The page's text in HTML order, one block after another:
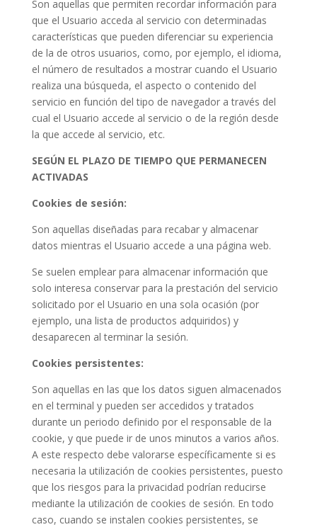
Son aquellas que permiten recordar información para
que el Usuario acceda al servicio con determinadas
características que pueden diferenciar su experiencia
de la de otros usuarios, como, por ejemplo, el idioma,
el número de resultados a mostrar cuando el Usuario
realiza una búsqueda, el aspecto o contenido del
servicio en función del tipo de navegador a través del
cual el Usuario accede al servicio o de la región desde
la que accede al servicio, etc.
SEGÚN EL PLAZO DE TIEMPO QUE PERMANECEN
ACTIVADAS
Cookies de sesión:
Son aquellas diseñadas para recabar y almacenar
datos mientras el Usuario accede a una página web.
Se suelen emplear para almacenar información que
solo interesa conservar para la prestación del servicio
solicitado por el Usuario en una sola ocasión (por
ejemplo, una lista de productos adquiridos) y
desaparecen al terminar la sesión.
Cookies persistentes:
Son aquellas en las que los datos siguen almacenados
en el terminal y pueden ser accedidos y tratados
durante un periodo definido por el responsable de la
cookie, y que puede ir de unos minutos a varios años.
A este respecto debe valorarse específicamente si es
necesaria la utilización de cookies persistentes, puesto
que los riesgos para la privacidad podrían reducirse
mediante la utilización de cookies de sesión. En todo
caso, cuando se instalen cookies persistentes, se